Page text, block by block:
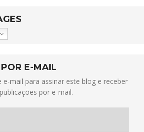
E-MAIL
e-mail para assinar este blog e receber
por e-mail.